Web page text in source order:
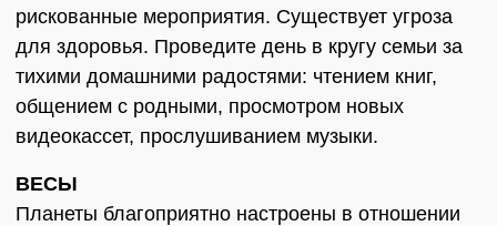
рискованные мероприятия. Существует угроза
для здоровья. Проведите день в кругу семьи за
тихими домашними радостями: чтением книг,
общением с родными, просмотром новых
видеокассет, прослушиванием музыки.
ВЕСЫ
Планеты благоприятно настроены в отношении